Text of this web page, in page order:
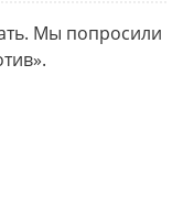
Мы попросили